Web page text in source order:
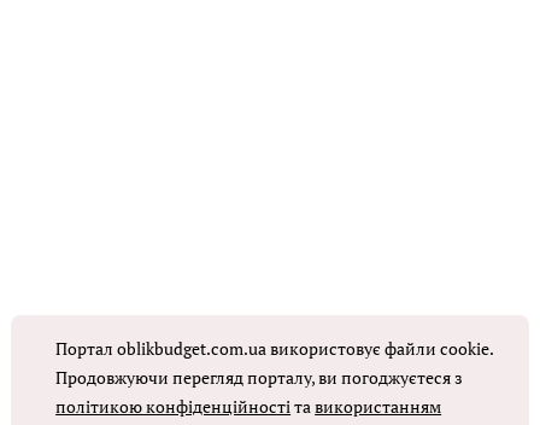
Портал oblikbudget.com.ua використовує файли cookie.
Продовжуючи перегляд порталу, ви погоджуєтеся з
політикою конфіденційностітавикористанням